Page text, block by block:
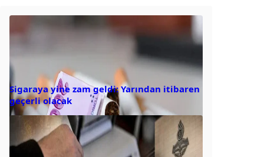
Sigaraya yine zam geldi: Yarından itibaren
geçerli olacak